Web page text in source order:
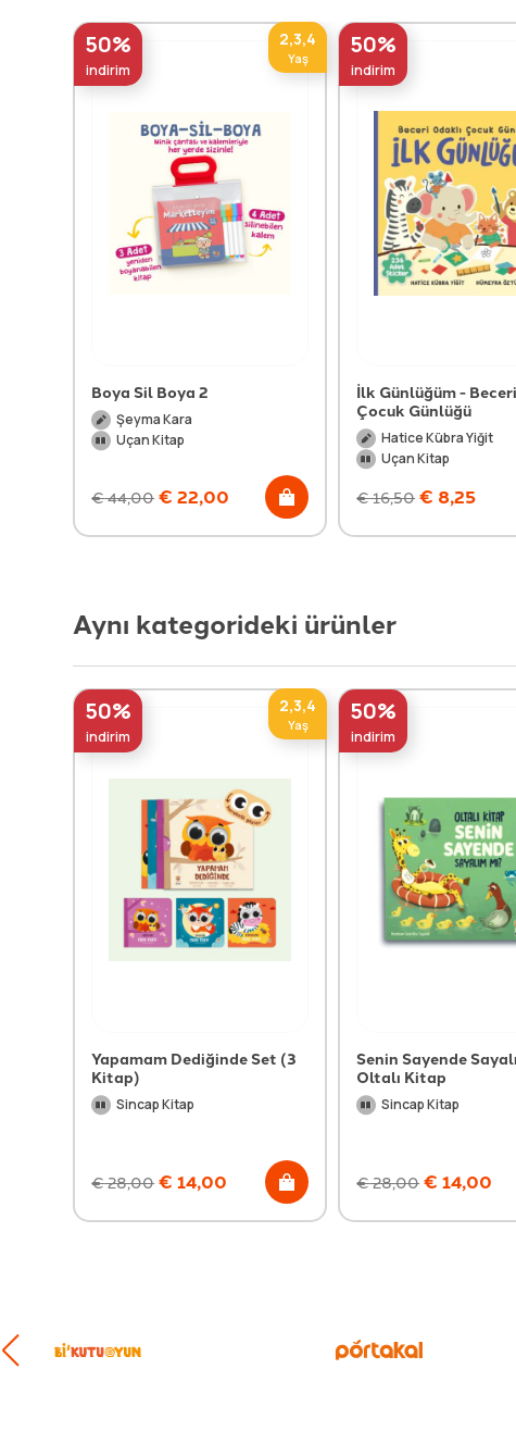
50%
indirim
2,3,4
Yaş
Boya Sil Boya 2
Şeyma Kara
Uçan Kitap
€44,00 € 22,00
50%
indirim
İlk Günlüğüm -
Çocuk Günlüğü
Hatice Kübra Yiğit
Uçan Kitap
€16,50 € 8,25
Aynı kategorideki ürünler
50%
indirim
2,3,4
Yaş
Yapamam Dediğinde Set (3
Kitap)
Sincap Kitap
€28,00 € 14,00
50%
indirim
Senin Sayende
Oltalı Kitap
Sincap Kitap
€28,00 € 14,00